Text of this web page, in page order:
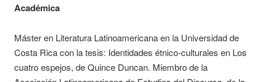
Académica
Máster en Literatura Latinoamericana en la Universidad de
Costa Rica con la tesis: Identidades étnico-culturales en Los
cuatro espejos, de Quince Duncan. Miembro de la